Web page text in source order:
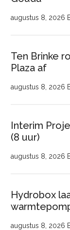
augustus 8, 2026
Ten Brinke
Plaza af
augustus 8, 2026
Interim
(8 uur)
augustus 8, 2026
Hydrobox
augustus 8, 2026